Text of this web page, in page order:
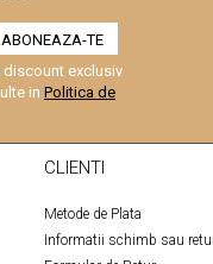
discount exclusiv
in Politica de
CLIENTI
Metode de Plata
Informatii schimb sau